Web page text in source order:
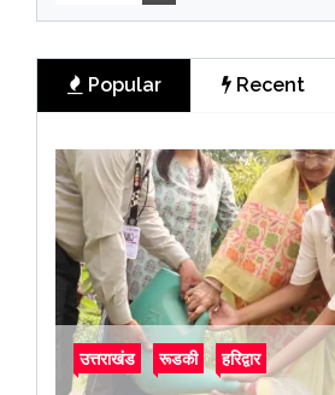
Popular Recent
उत्तराखंड रूडकी हरिद्वार